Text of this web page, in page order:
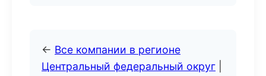
← Все компании в регионе
Центральный федеральный округ